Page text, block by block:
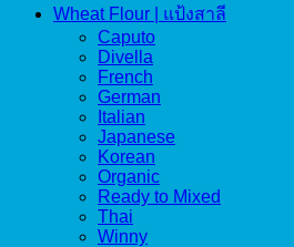
Wheat Flour | แป้งสาลี
Caputo
Divella
French
German
Italian
Japanese
Korean
Organic
Ready to Mixed
Thai
Winny